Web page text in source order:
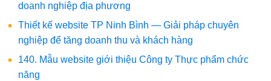
doanh nghiệp địa phương
Thiết kế website TP Ninh Bình — Giải pháp chuyên
nghiệp để tăng doanh thu và khách hàng
140. Mẫu website giới thiệu Công ty Thực phẩm chức
năng